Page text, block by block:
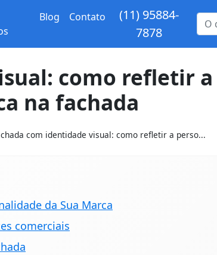
Blog Contato
(11) 95884-
7878
como refletir a
na fachada
com identidade visual: como refletir a perso...
da Sua Marca
comerciais